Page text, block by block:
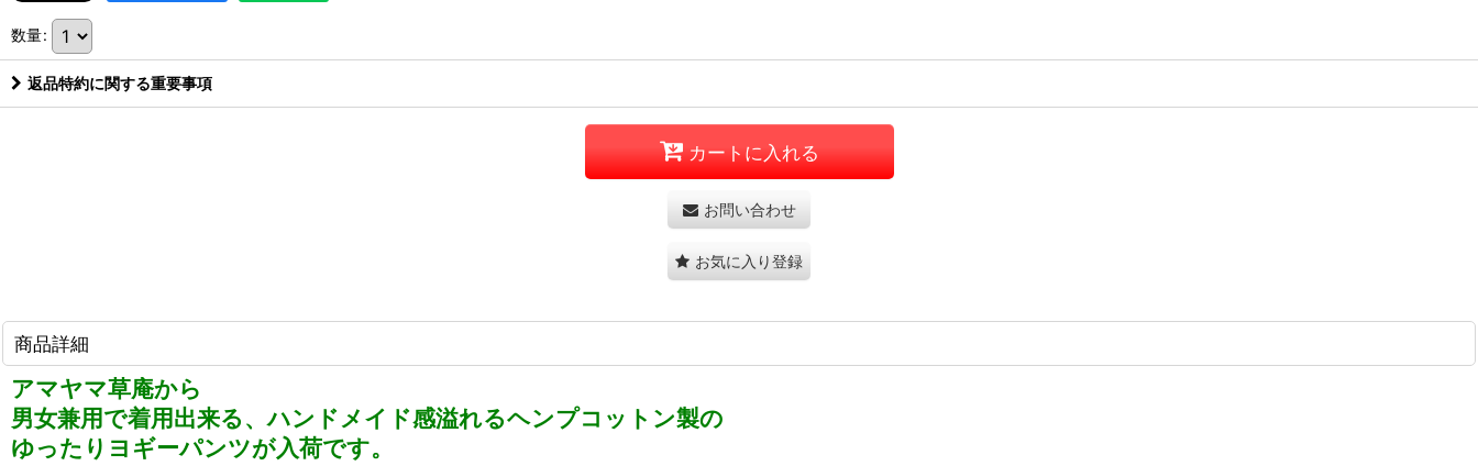
数量:
返品特約に関する重要事項
カートに入れる
お問い合わせ
お気に入り登録
商品詳細
アマヤマ草庵から
男女兼用で着用出来る、ハンドメイド感溢れるヘンプコットン製の
ゆったりヨギーパンツが入荷です。